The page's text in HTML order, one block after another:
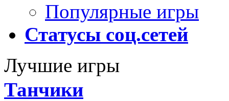
Популярные игры
Статусы соц.сетей
Лучшие игры
Танчики